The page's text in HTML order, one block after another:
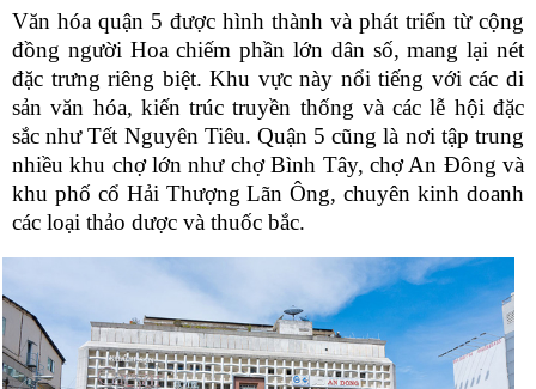
Văn hóa quận 5 được hình thành và phát triển từ cộng
đồng người Hoa chiếm phần lớn dân số, mang lại nét
đặc trưng riêng biệt. Khu vực này nổi tiếng với các di
sản văn hóa, kiến trúc truyền thống và các lễ hội đặc
sắc như Tết Nguyên Tiêu. Quận 5 cũng là nơi tập trung
nhiều khu chợ lớn như chợ Bình Tây, chợ An Đông và
khu phố cổ Hải Thượng Lãn Ông, chuyên kinh doanh
các loại thảo dược và thuốc bắc.